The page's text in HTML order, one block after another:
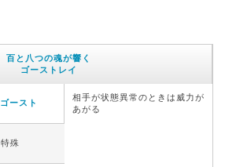
百と八つの魂が響く
ゴーストレイ
ゴースト
相手が状態異常のときは威力が
あがる
特殊